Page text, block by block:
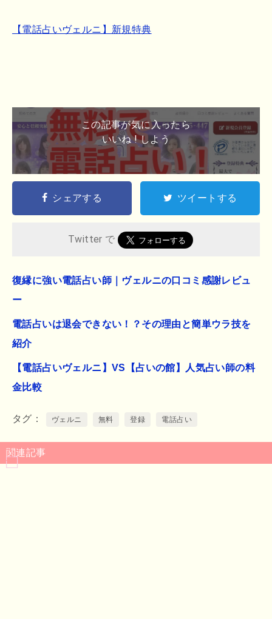
【電話占いヴェルニ】新規特典
この記事が気に入ったら
いいね ! しよう
シェアする ツイートする
Twitter で
復縁に強い電話占い師｜ヴェルニの口コミ感謝レビュ
ー
電話占いは退会できない！？その理由と簡単ウラ技を
紹介
【電話占いヴェルニ】VS【占いの館】人気占い師の料
金比較
タグ ヴェルニ 無料 登録 電話占い
関連記事